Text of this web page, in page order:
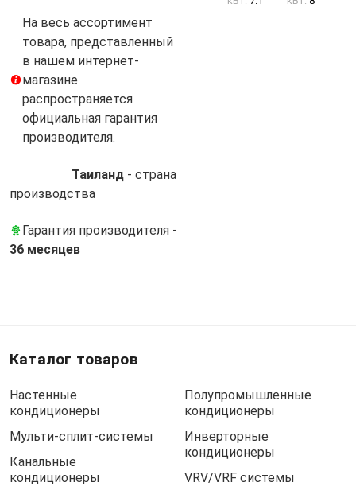
На весь ассортимент
товара, представленный
в нашем интернет-
магазине
распространяется
официальная гарантия
производителя.
Таиланд - cтрана
производства
Гарантия производителя -
36 месяцев
Каталог товаров
Настенные
кондиционеры
Мульти-сплит-системы
Канальные
кондиционеры
Полупромышленные
кондиционеры
Инверторные
кондиционеры
VRV/VRF системы